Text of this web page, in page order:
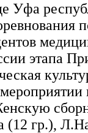
Уфа
этапа
(12 гр.),